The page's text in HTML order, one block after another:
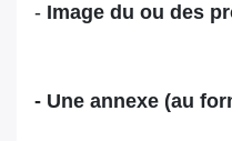
- Image du ou des
- Une annexe (au